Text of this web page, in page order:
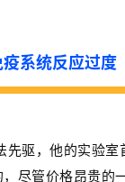
疫系统反应过度
先驱，他的实验室
尽管价格昂贵的